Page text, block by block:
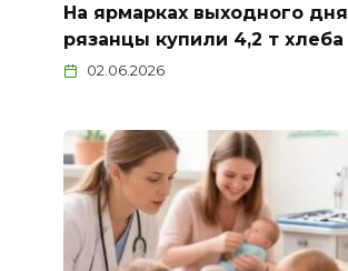
На ярмарках выходного дня
рязанцы купили 4,2 т хлеба
02.06.2026